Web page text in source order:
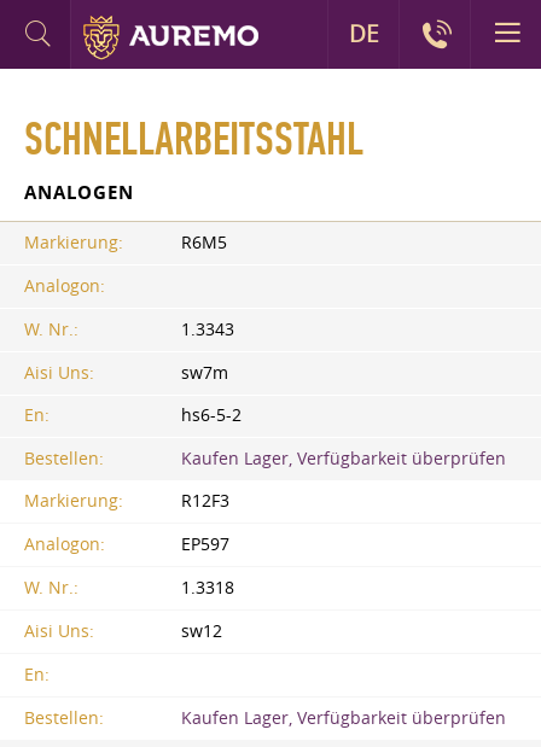
SCHNELLARBEITSSTAHL
ANALOGEN
Markierung:
R6M5
Analogon:
W. Nr.:
1.3343
Aisi Uns:
sw7m
En:
hs6-5-2
Bestellen:
Kaufen Lager, Verfügbarkeit überprüfen
Markierung:
R12F3
Analogon:
EP597
W. Nr.:
1.3318
Aisi Uns:
sw12
En:
Bestellen:
Kaufen Lager, Verfügbarkeit überprüfen
DE